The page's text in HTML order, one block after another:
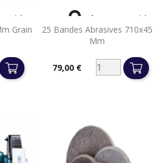
Grain
25 Bandes Abrasives 710x45
Mm
79,00 €
 Aperçu rapide